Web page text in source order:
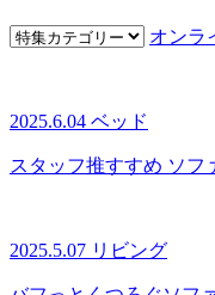
オンラ
2025.6.04 ベッド
スタッフ推すすめ ソフ
2025.5.07 リビング